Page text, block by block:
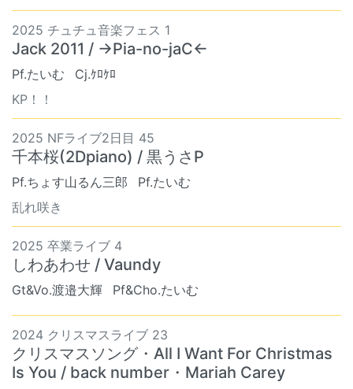
2025 チュチュ音楽フェス 1
Jack 2011 / →Pia-no-jaC←
Pf.たいむ
Cj.ｹﾛｹﾛ
KP！！
2025 NFライブ2日目 45
千本桜(2Dpiano) / 黒うさP
Pf.ちょす山るん三郎
Pf.たいむ
乱れ咲き
2025 卒業ライブ 4
しわあわせ / Vaundy
Gt&Vo.渡邉大輝 Pf&Cho.たいむ
2024 クリスマスライブ 23
クリスマスソング・All I Want For Christmas
Is You / back number・Mariah Carey